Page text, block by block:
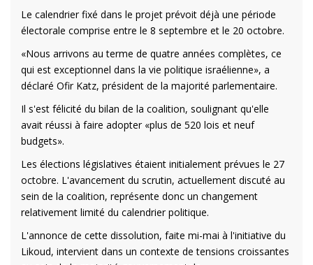
Le calendrier fixé dans le projet prévoit déjà une période
électorale comprise entre le 8 septembre et le 20 octobre.
«Nous arrivons au terme de quatre années complètes, ce
qui est exceptionnel dans la vie politique israélienne», a
déclaré Ofir Katz, président de la majorité parlementaire.
Il s'est félicité du bilan de la coalition, soulignant qu'elle
avait réussi à faire adopter «plus de 520 lois et neuf
budgets».
Les élections législatives étaient initialement prévues le 27
octobre. L'avancement du scrutin, actuellement discuté au
sein de la coalition, représente donc un changement
relativement limité du calendrier politique.
L'annonce de cette dissolution, faite mi-mai à l'initiative du
Likoud, intervient dans un contexte de tensions croissantes